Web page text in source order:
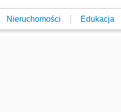
Nieruchomości Edukacja